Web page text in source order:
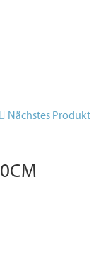
Nächstes Produkt